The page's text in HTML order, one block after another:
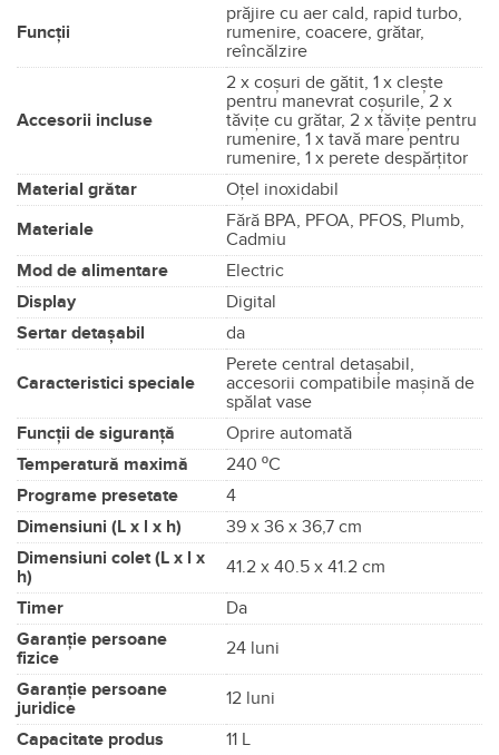
Funcții
prăjire cu aer cald, rapid turbo,
rumenire, coacere, grătar,
reîncălzire
Accesorii incluse
2 x coșuri de gătit, 1 x clește
pentru manevrat coșurile, 2 x
tăvițe cu grătar, 2 x tăvițe pentru
rumenire, 1 x tavă mare pentru
rumenire, 1 x perete despărțitor
Material grătar
Oțel inoxidabil
Materiale
Fără BPA, PFOA, PFOS, Plumb,
Cadmiu
Mod de alimentare
Electric
Display
Digital
Sertar detașabil
da
Caracteristici speciale
Perete central detașabil,
accesorii compatibile mașină de
spălat vase
Funcții de siguranță
Oprire automată
Temperatură maximă
240 ºC
Programe presetate
4
Dimensiuni (L x l x h)
39 x 36 x 36,7 cm
Dimensiuni colet (L x l x
h)
41.2 x 40.5 x 41.2 cm
Timer
Da
Garanție persoane
fizice
24 luni
Garanție persoane
juridice
12 luni
Capacitate produs
11 L